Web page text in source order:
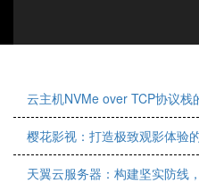
云主机NVMe over TCP协议栈
樱花影视：打造极致观影体验
天翼云服务器：构建坚实防线